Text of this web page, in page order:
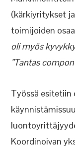
(kärkiyritykset
toimijoiden
oli myös
”Tantas
Työssä
Koordinoivan